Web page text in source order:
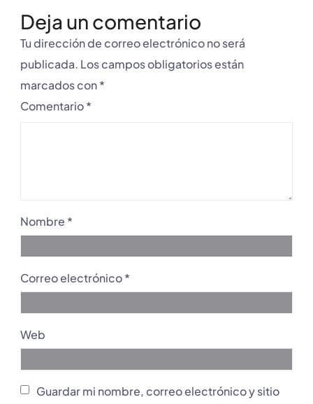
Deja un comentario
Tu dirección de correo electrónico no será
publicada. Los campos obligatorios están
marcados con*
Comentario*
Nombre *
Correo electrónico*
Web
Guardar mi nombre, correo electrónico y sitio